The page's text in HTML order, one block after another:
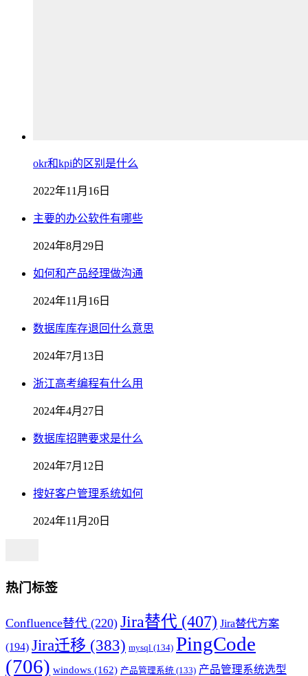
okr和kpi的区别是什么
2022年11月16日
主要的办公软件有哪些
2024年8月29日
如何和产品经理做沟通
2024年11月16日
数据库库存退回什么意思
2024年7月13日
浙江高考编程有什么用
2024年4月27日
数据库招聘要求是什么
2024年7月12日
搜好客户管理系统如何
2024年11月20日
热门标签
Confluence替代 (220) Jira替代 (407) Jira替代方案
(194) Jira迁移 (383) mysql (134) PingCode
(706) windows (162) 产品管理系统 (133) 产品管理系统选型